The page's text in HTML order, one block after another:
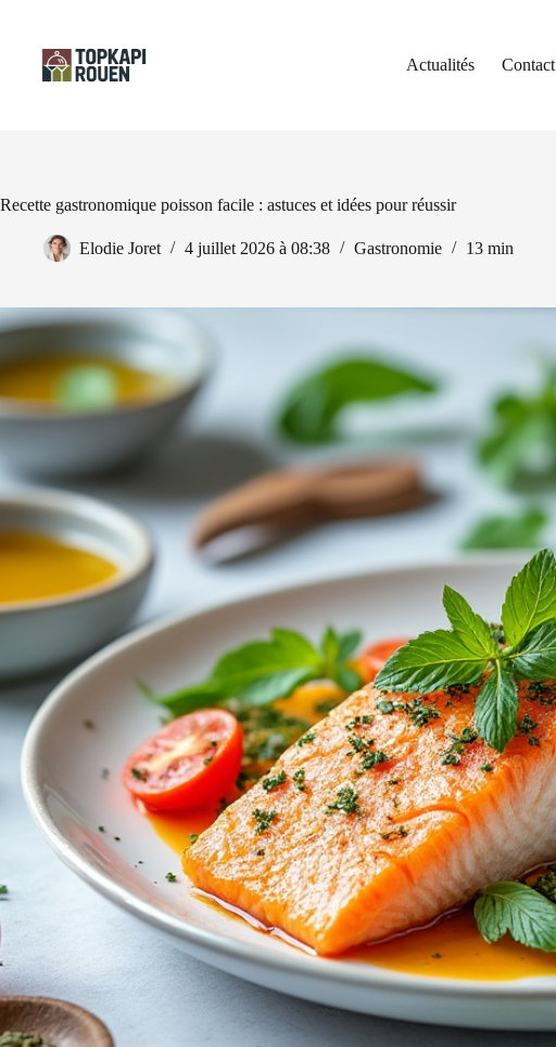
contenu
Actualités
Contact
Recette gastronomique poisson facile : astuces et idées pour réussir
Elodie Joret 4 juillet 2026 à 08:38 Gastronomie 13 min